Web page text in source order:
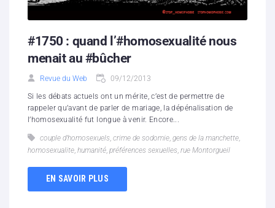
#1750 : quand l’#homosexualité nous
menait au #bûcher
Revue du Web 09/12/2013
Si les débats actuels ont un mérite, c’est de permettre de
rappeler qu’avant de parler de mariage, la dépénalisation de
l’homosexualité fut longue à venir. Encore...
couple d’homosexuels, crime de sodomie, gens de la manchette,
homosexualite, humanité, préférences sexuelles, rue Montorgueil
EN SAVOIR PLUS